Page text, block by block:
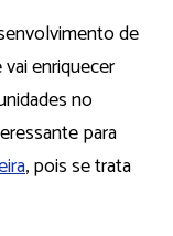
de
enriquecer
no
para
, pois se trata